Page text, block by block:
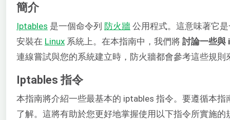
簡介
Iptables ​ 是一個命令列 ​ 防火牆 公用程式。這意味著它
安裝在 ​ Linux ​ 系統上。在本指南中，我們將 ​ 討論一些與
連線嘗試與您的系統建立時，防火牆都會參考這些規
Iptables 指令
本指南將介紹一些最基本的 iptables 指令。要遵循本
了解。這將有助於您更好地掌握使用以下指令所實施